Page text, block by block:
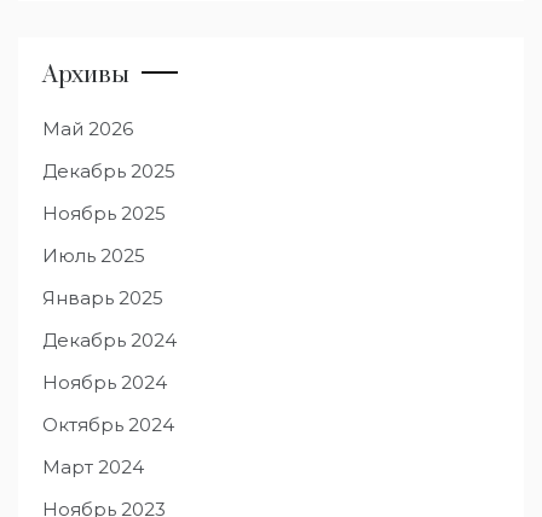
Архивы
Май 2026
Декабрь 2025
Ноябрь 2025
Июль 2025
Январь 2025
Декабрь 2024
Ноябрь 2024
Октябрь 2024
Март 2024
Ноябрь 2023